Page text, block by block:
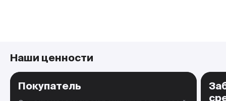
Наши ценности
Покупатель